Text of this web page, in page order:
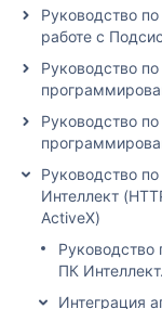
Руководство
работе с
Руководство по
Руководство по
Руководство
Интеллект
ActiveX)
Руководство
ПК
Интеграция